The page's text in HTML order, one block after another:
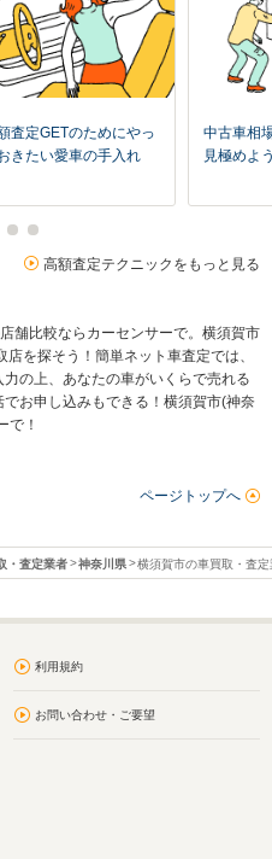
査定GETのためにやっ
きたい愛車の手入れ
中古車相
見極めよ
高額査定テクニックをもっと見る
舗比較ならカーセンサーで。横須賀市
を探そう！簡単ネット車査定では、
の上、あなたの車がいくらで売れる
お申し込みもできる！横須賀市(神奈
で！
ページトップへ
・査定業者 神奈川県 横須賀市の車買取・査
利用規約
お問い合わせ・ご要望